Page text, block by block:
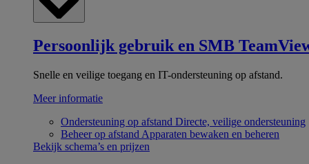
Persoonlijk gebruik en SMB
Snelle en veilige toegang en IT-ondersteuning op afstand.
Meer informatie
Ondersteuning op afstand Directe, veilige ondersteuning
Beheer op afstand Apparaten bewaken en beheren
Bekijk schema’s en prijzen